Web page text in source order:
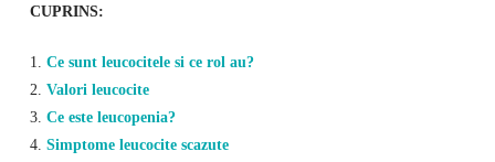
CUPRINS:
1. Ce sunt leucocitele si ce rol au?
2. Valori leucocite
3. Ce este leucopenia?
4. Simptome leucocite scazute